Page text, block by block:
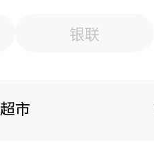
银联
超市